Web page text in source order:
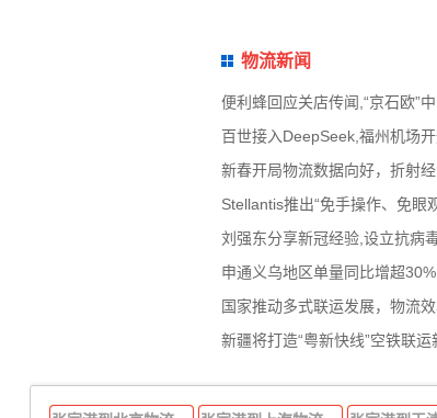
物流新闻
便利蜂回应关店传闻,“京石欧”
百世接入DeepSeek,福州机场
新春开局物流数据向好，折射
Stellantis推出“免手操作、免眼
刘强东分享新冠经验,设立抗病
申通义乌地区单量同比增超
国家推动多式联运发展，物流
新疆将打造“粤新快线”空铁联